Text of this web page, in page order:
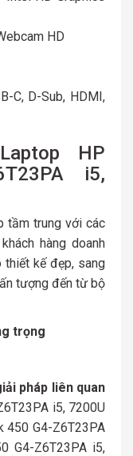
HD
C, D-Sub, HDMI,
HP
i5,
tầm trung với các
hàng doanh
thiết kế đẹp, sang
tượng đến từ bộ
trọng
pháp liên quan
i5, 7200U
450 G4-Z6T23PA
G4-Z6T23PA i5,